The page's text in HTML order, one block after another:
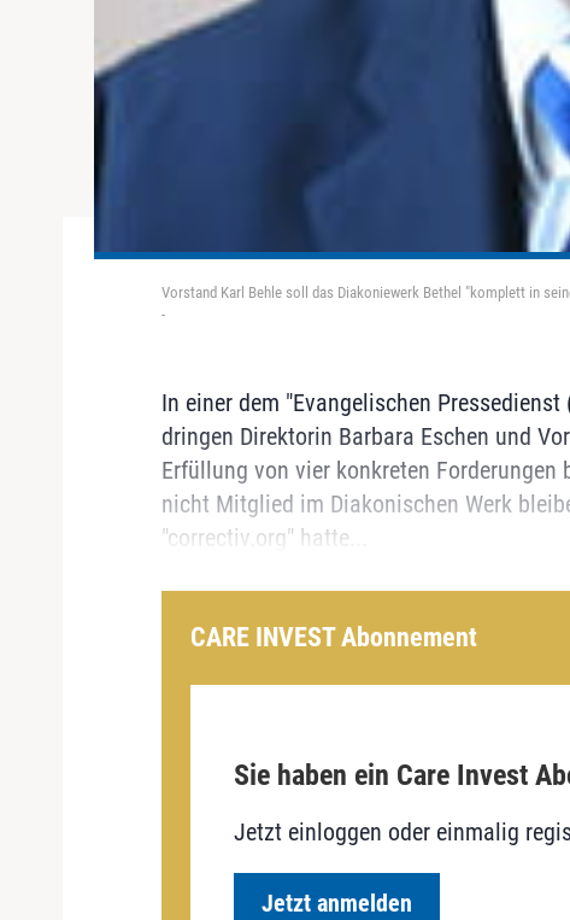
Vorstand Karl Behle soll das Diakoniewerk Bethel "komplett in
-
In einer dem "Evangelischen
dringen Direktorin Barbara Eschen und
Erfüllung von vier konkreten
nicht Mitglied im Diakonischen Werk
"correctiv.org" hatte...
CARE INVEST Abonnement
Sie haben ein Care Invest
Jetzt einloggen oder einmalig
Jetzt anmelden